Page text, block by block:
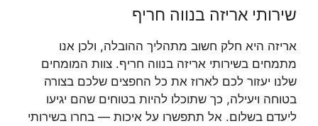
שירותי אריזה בנווה חריף
אריזה היא חלק חשוב מתהליך ההובלה, ולכן אנו
מתמחים בשירותי אריזה בנווה חריף. צוות המומחים
שלנו יעזור לכם לארוז את כל החפצים שלכם בצורה
בטוחה ויעילה, כך שתוכלו להיות בטוחים שהם יגיעו
ליעדם בשלום. אל תתפשרו על איכות — בחרו בשירותי